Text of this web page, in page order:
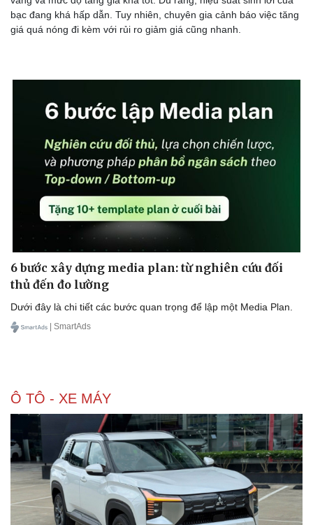
Doanh nghiệp 24h
Doanh nhân
Trải nghiệm
bạc đang khá hấp dẫn. Tuy nhiên, chuyên gia cảnh báo việc tăng
giá quá nóng đi kèm với rủi ro giảm giá cũng nhanh.
6 bước xây dựng media plan: từ nghiên cứu đối
thủ đến đo lường
Dưới đây là chi tiết các bước quan trọng để lập một Media Plan.
| SmartAds
Ô TÔ - XE MÁY